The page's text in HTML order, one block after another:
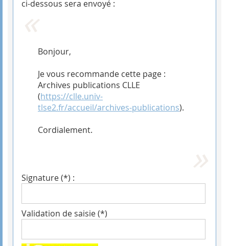
ci-dessous sera envoyé :
Bonjour,
Je vous recommande cette page :
Archives publications CLLE
(https://clle.univ-
tlse2.fr/accueil/archives-publications).
Cordialement.
Signature (*) :
Validation de saisie (*)